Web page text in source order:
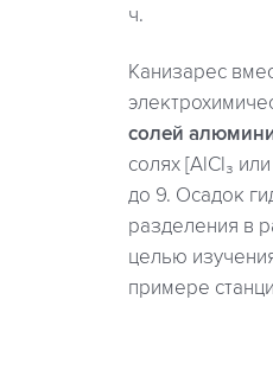
ч.
Канизарес
солей
солях [AlCl₃
до 9. Осадок
разделения в
целью
примере